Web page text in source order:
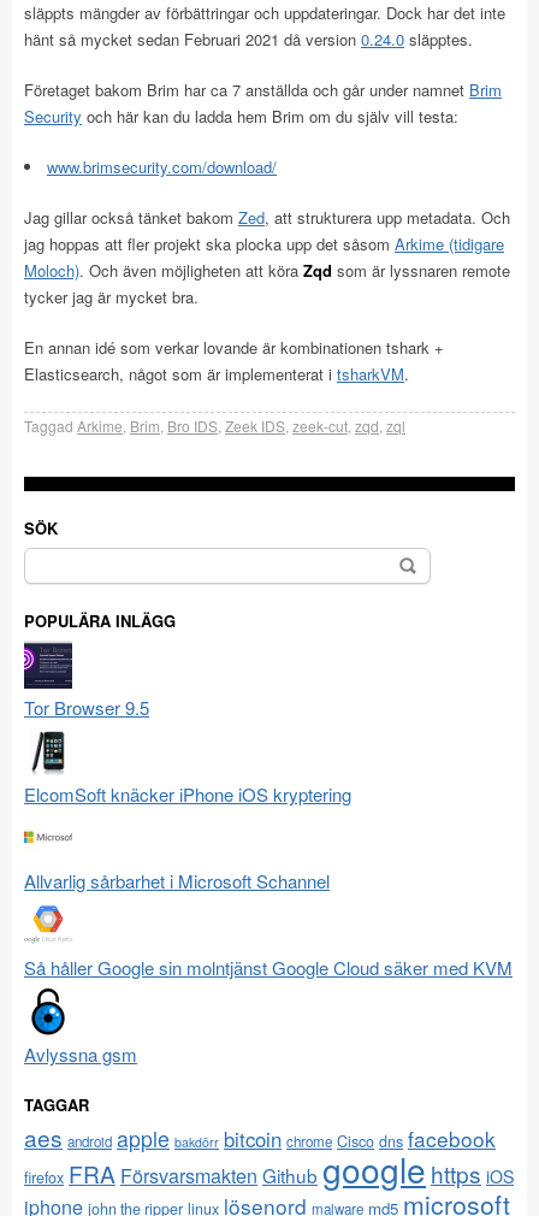
släppts mängder av förbättringar och uppdateringar. Dock har det inte
hänt så mycket sedan Februari 2021 då version 0.24.0 släpptes.
Företaget bakom Brim har ca 7 anställda och går under namnet Brim
Security och här kan du ladda hem Brim om du själv vill testa:
www.brimsecurity.com/download/
Jag gillar också tänket bakom Zed, att strukturera upp metadata. Och
jag hoppas att fler projekt ska plocka upp det såsom Arkime (tidigare
Moloch). Och även möjligheten att köra Zqd som är lyssnaren remote
tycker jag är mycket bra.
En annan idé som verkar lovande är kombinationen tshark +
Elasticsearch, något som är implementerat i tsharkVM.
Taggad Arkime Brim Bro IDS Zeek IDS zeek-cut zqd zql
SÖK
Sök
efter:
POPULÄRA INLÄGG
Tor Browser 9.5
ElcomSoft knäcker iPhone iOS kryptering
Allvarlig sårbarhet i Microsoft Schannel
Så håller Google sin molntjänst Google Cloud säker med KVM
Avlyssna gsm
TAGGAR
aes android apple bakdörr bitcoin chrome Cisco dns facebook
firefox FRA Försvarsmakten Github google https iOS
iphone john the ripper linux lösenord malware md5 microsoft